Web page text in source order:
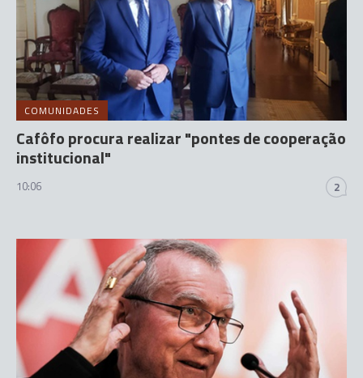
COMUNIDADES
Cafôfo procura realizar "pontes de cooperação
institucional"
10:06 2